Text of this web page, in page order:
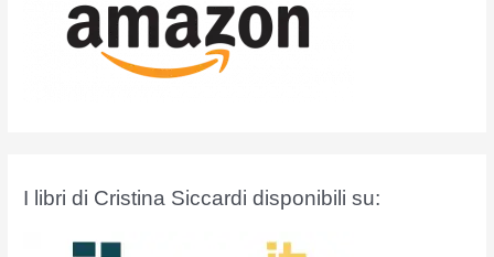
I libri di Cristina Siccardi disponibili su: